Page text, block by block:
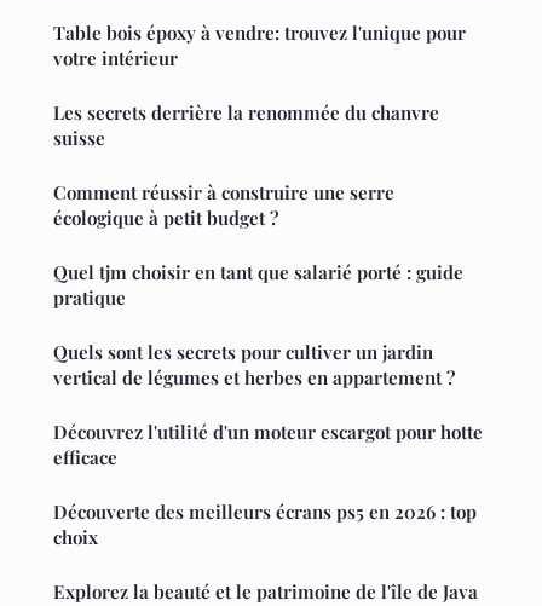
Table bois époxy à vendre: trouvez l'unique pour
votre intérieur
Les secrets derrière la renommée du chanvre
suisse
Comment réussir à construire une serre
écologique à petit budget ?
Quel tjm choisir en tant que salarié porté : guide
pratique
Quels sont les secrets pour cultiver un jardin
vertical de légumes et herbes en appartement ?
Découvrez l'utilité d'un moteur escargot pour hotte
efficace
Découverte des meilleurs écrans ps5 en 2026 : top
choix
Explorez la beauté et le patrimoine de l'île de Java